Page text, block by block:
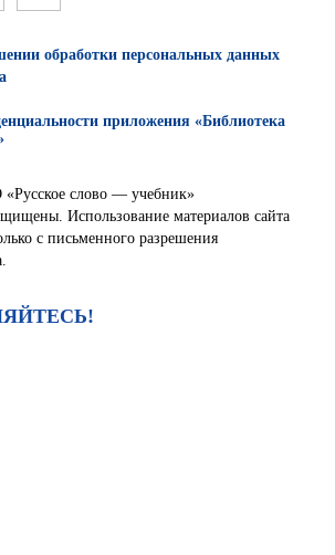
обработки персональных данных
приложения «Библиотека
слово — учебник»
Использование материалов сайта
с письменного разрешения